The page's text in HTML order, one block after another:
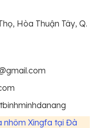
Hòa Thuận Tây, Q.
nhôm Xingfa tại Đà